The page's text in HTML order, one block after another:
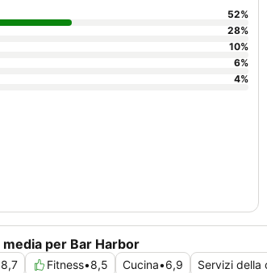
per Bar Harbor
8,7 Fitness•8,5 Cucina•6,9 Servizi della
52%
28%
10%
6%
4%